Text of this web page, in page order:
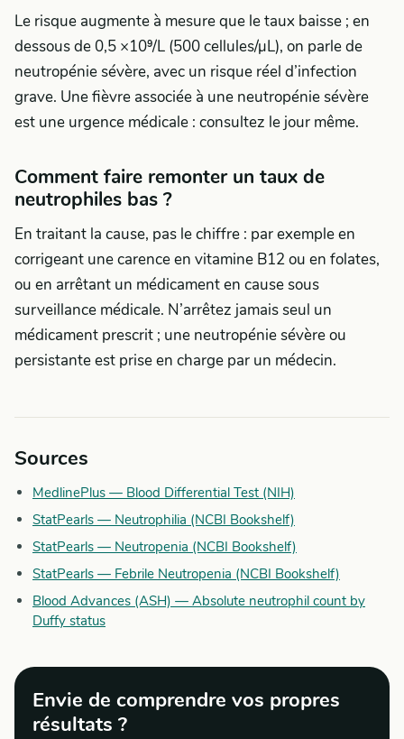
Le risque augmente à mesure que le taux baisse ; en
dessous de 0,5 ×10⁹/L (500 cellules/µL), on parle de
neutropénie sévère, avec un risque réel d’infection
grave. Une fièvre associée à une neutropénie sévère
est une urgence médicale : consultez le jour même.
Comment faire remonter un taux de
neutrophiles bas ?
En traitant la cause, pas le chiffre : par exemple en
corrigeant une carence en vitamine B12 ou en folates,
ou en arrêtant un médicament en cause sous
surveillance médicale. N’arrêtez jamais seul un
médicament prescrit ; une neutropénie sévère ou
persistante est prise en charge par un médecin.
Sources
MedlinePlus — Blood Differential Test (NIH)
StatPearls — Neutrophilia (NCBI Bookshelf)
StatPearls — Neutropenia (NCBI Bookshelf)
StatPearls — Febrile Neutropenia (NCBI Bookshelf)
Blood Advances (ASH) — Absolute neutrophil count by
Duffy status
Envie de comprendre vos propres
résultats ?